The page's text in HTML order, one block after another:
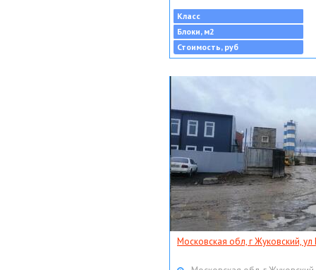
Класс
Блоки, м2
Стоимость, руб
Московская обл, г Жуковский,